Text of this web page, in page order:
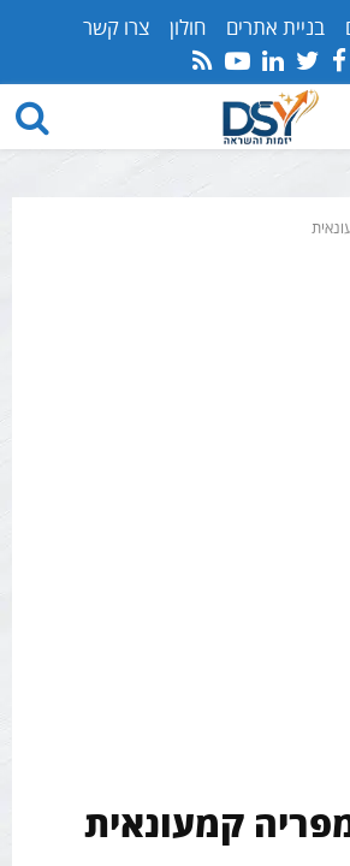
בניית אתרים חולון צרו קשר
Facebook
Twitter
Linkedin
Youtube
Rss
קמעונאית